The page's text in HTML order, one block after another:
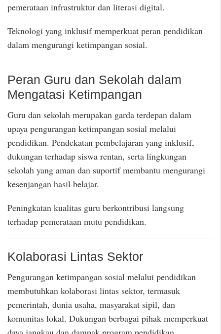
pemerataan infrastruktur dan literasi digital.
Teknologi yang inklusif memperkuat peran pendidikan
dalam mengurangi ketimpangan sosial.
Peran Guru dan Sekolah dalam
Mengatasi Ketimpangan
Guru dan sekolah merupakan garda terdepan dalam
upaya pengurangan ketimpangan sosial melalui
pendidikan. Pendekatan pembelajaran yang inklusif,
dukungan terhadap siswa rentan, serta lingkungan
sekolah yang aman dan suportif membantu mengurangi
kesenjangan hasil belajar.
Peningkatan kualitas guru berkontribusi langsung
terhadap pemerataan mutu pendidikan.
Kolaborasi Lintas Sektor
Pengurangan ketimpangan sosial melalui pendidikan
membutuhkan kolaborasi lintas sektor, termasuk
pemerintah, dunia usaha, masyarakat sipil, dan
komunitas lokal. Dukungan berbagai pihak memperkuat